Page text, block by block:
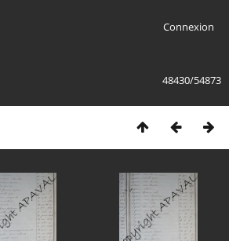
Connexion
48430/54873